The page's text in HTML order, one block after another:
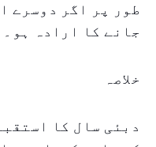
طور پر اگر دوسرے
جانے کا ارادہ ہو۔
خلاصہ
دبئی سال کا